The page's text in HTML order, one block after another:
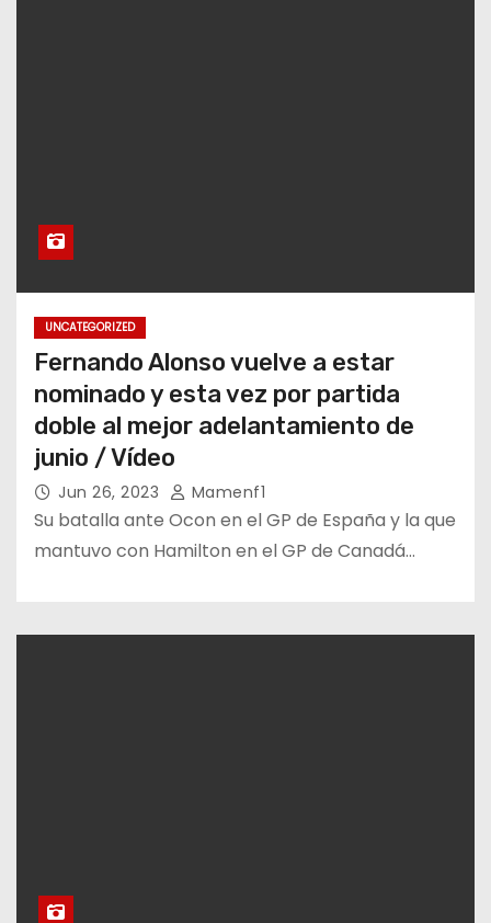
UNCATEGORIZED
Fernando Alonso vuelve a estar
nominado y esta vez por partida
doble al mejor adelantamiento de
junio / Vídeo
Jun 26, 2023 Mamenf1
Su batalla ante Ocon en el GP de España y la que
mantuvo con Hamilton en el GP de Canadá…